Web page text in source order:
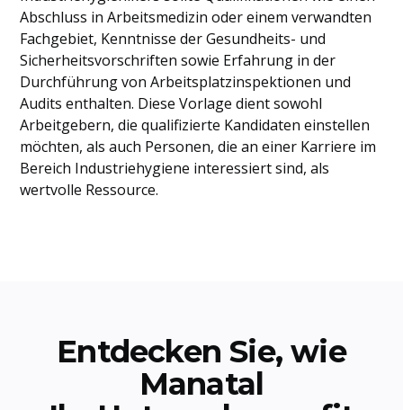
Abschluss in Arbeitsmedizin oder einem verwandten
Fachgebiet, Kenntnisse der Gesundheits- und
Sicherheitsvorschriften sowie Erfahrung in der
Durchführung von Arbeitsplatzinspektionen und
Audits enthalten. Diese Vorlage dient sowohl
Arbeitgebern, die qualifizierte Kandidaten einstellen
möchten, als auch Personen, die an einer Karriere im
Bereich Industriehygiene interessiert sind, als
wertvolle Ressource.
Entdecken Sie, wie
Manatal